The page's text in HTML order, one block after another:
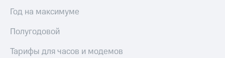
развитие
На главную
Год на максимуме
Полугодовой
Тарифы для часов и модемов